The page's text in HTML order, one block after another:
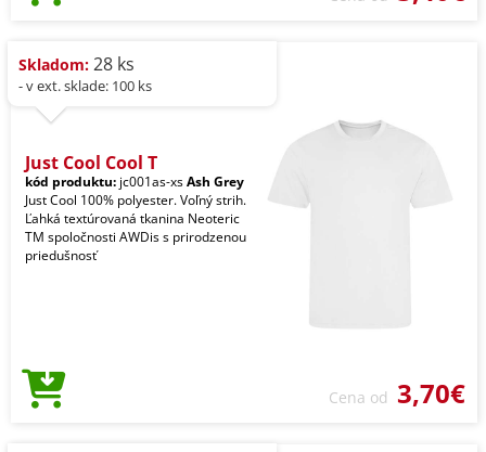
Skladom: 28 ks
- v ext. sklade: 100 ks
Just Cool Cool T
kód produktu: jc001as-xsAsh Grey
Just Cool 100% polyester. Voľný strih.
Ľahká textúrovaná tkanina Neoteric
TM spoločnosti AWDis s prirodzenou
priedušnosť
Cena od 3,70€